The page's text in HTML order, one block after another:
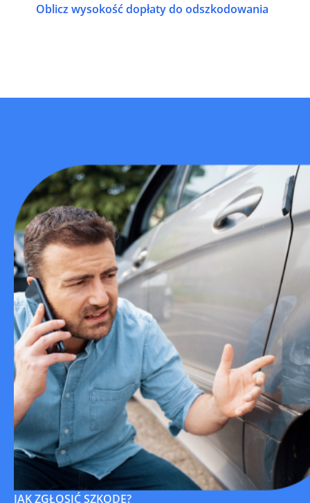
Oblicz wysokość dopłaty do odszkodowania
JAK ZGŁOSIĆ SZKODĘ?